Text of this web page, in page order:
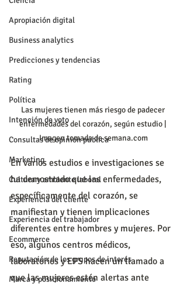
Apropiación digital
Business analytics
Predicciones y tendencias
Rating
Política
Intención de voto
Consultas de opinión pública
Marketing
Cultura y ambiente laboral
Experiencia del cliente
Experiencia del trabajador
Ecommerce
Reputación de los grupos de interés
Marca y posicionamiento
Las mujeres tienen más riesgo de padecer
enfermedades del corazón, según estudio |
Imagen tomada de semana.com
En varios estudios e investigaciones se
ha demostrado que las enfermedades,
específicamente del corazón, se
manifiestan y tienen implicaciones
diferentes entre hombres y mujeres. Por
eso, algunos centros médicos,
laboratorios y EPS hacen un llamado a
que las mujeres estén alertas ante